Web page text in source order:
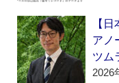
【
アノ
ツム
2026